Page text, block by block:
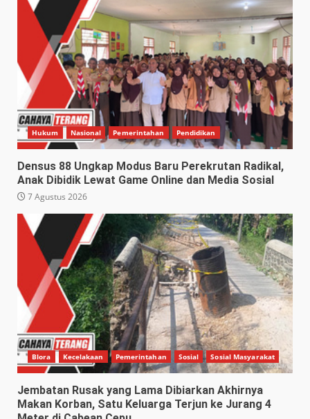
Hukum Nasional Pemerintahan Pendidikan
Densus 88 Ungkap Modus Baru Perekrutan Radikal,
Anak Dibidik Lewat Game Online dan Media Sosial
7 Agustus 2026
Blora Kecelakaan Pemerintahan Sosial Sosial Masyarakat
Jembatan Rusak yang Lama Dibiarkan Akhirnya
Makan Korban, Satu Keluarga Terjun ke Jurang 4